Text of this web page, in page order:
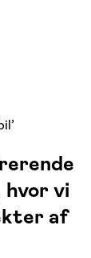
hvor vi
af